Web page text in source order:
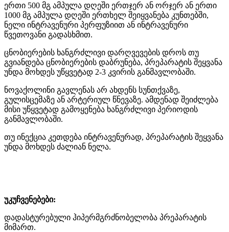
ერთი 500 მგ ამპულა დღეში ერთჯერ ან ორჯერ ან ერთი
1000 მგ ამპულა დღეში ერთხელ შეიყვანება კუნთებში,
ნელი ინტრავენური პერფუზიით ან ინტრავენური
წვეთოვანი გადასხმით.
ცნობიერების ხანგრძლივი დარღვევების დროს თუ
გვიანდება ცნობიერების დაბრუნება, პრეპარატის შეყვანა
უნდა მოხდეს უწყვეტად 2-3 კვირის განმავლობაში.
ნოვაქოლინი გავლენას არ ახდენს სუნთქვაზე,
გულისცემაზე ან არტერიულ წნევაზე. ამდენად შეიძლება
მისი უწყვეტად გამოყენება ხანგრძლივი პერიოდის
განმავლობაში.
თუ ინექცია კეთდება ინტრავენურად, პრეპარატის შეყვანა
უნდა მოხდეს ძალიან ნელა.
უკუჩვენებები:
დადასტურებული ჰიპერმგრძნობელობა პრეპარატის
მიმართ.